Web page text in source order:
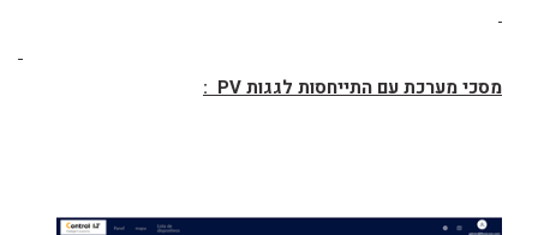
מסכי מערכת עם התייחסות לגגותPV
: